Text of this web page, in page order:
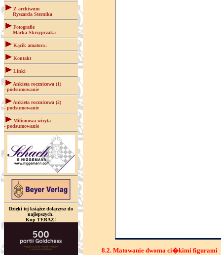
Z archiwum
Ryszarda Sternika
Fotografie
Marka Skrzypczaka
Kącik amatora↓
Kontakt
Linki
Ankieta rocznicowa (1)
- podsumowanie
Ankieta rocznicowa (2)
- podsumowanie
Milionowa wizyta
- podsumowanie
Dzięki tej książce dołączysz do
najlepszych.
Kup TERAZ!
8.2. Matowanie dwoma ci�kimi figurami